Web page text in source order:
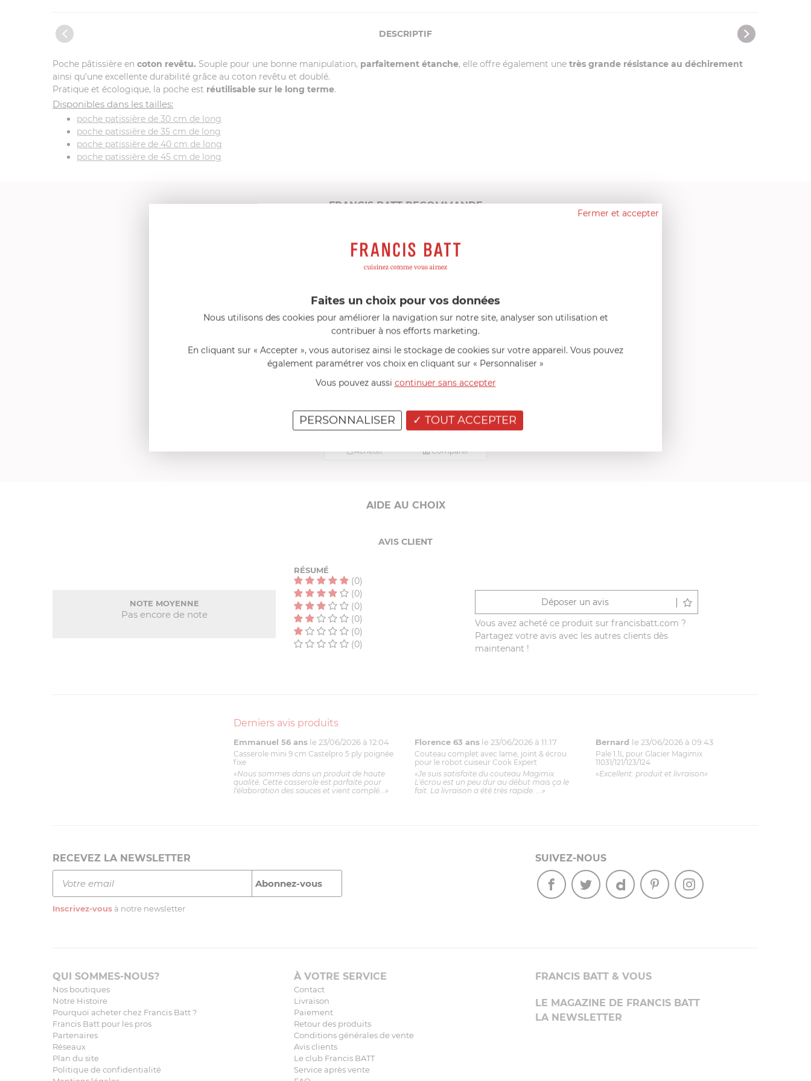
DESCRIPTIF
Poche pâtissière en coton revêtu. Souple pour une bonne manipulation, parfaitement étanche, elle offre également une très grande résistance au déchirement
ainsi qu’une excellente durabilité grâce au coton revêtu et doublé.
Pratique et écologique, la poche est réutilisable sur le long terme.
Disponibles dans les tailles:
poche patissière de 30 cm de long
poche patissière de 35 cm de long
poche patissière de 40 cm de long
poche patissière de 45 cm de long
FRANCIS BATT RECOMMANDE
PRODUITS CONSEILLÉS
DE BUYER
EN STOCK - ENVOI SOUS 24/48H
2,50 €
Comparer
Acheter
AIDE AU CHOIX
AVIS CLIENT
NOTE MOYENNE
Pas encore de note
RÉSUMÉ
(0)
(0)
(0)
(0)
(0)
(0)
Déposer un avis
Vous avez acheté ce produit sur francisbatt.com ?
Partagez votre avis avec les autres clients dès
maintenant !
Derniers avis produits
Emmanuel 56 ans le 23/06/2026 à 12:04
Casserole mini 9 cm Castelpro 5 ply poignée
fixe
«Nous sommes dans un produit de haute
qualité. Cette casserole est parfaite pour
l'élaboration des sauces et vient complé...»
Florence 63 ans le 23/06/2026 à 11:17
Couteau complet avec lame, joint & écrou
pour le robot cuiseur Cook Expert
«Je suis satisfaite du couteau Magimix.
L'écrou est un peu dur au début mais ça le
fait. La livraison a été très rapide. ...»
Bernard le 23/06/2026 à 09:43
Pale 1.1L pour Glacier Magimix
11031/121/123/124
«Excellent: produit et livraison»
RECEVEZ LA NEWSLETTER
Inscrivez-vous à notre newsletter
SUIVEZ-NOUS
QUI SOMMES-NOUS?
Nos boutiques
Notre Histoire
Pourquoi acheter chez Francis Batt ?
Francis Batt pour les pros
Partenaires
Réseaux
Plan du site
Politique de confidentialité
À VOTRE SERVICE
Contact
Livraison
Paiement
Retour des produits
Conditions générales de vente
Avis clients
Le club Francis BATT
Service après vente
FRANCIS BATT & VOUS
LE MAGAZINE DE FRANCIS BATT
LA NEWSLETTER
Fermer et accepter
Faites un choix pour vos données
Nous utilisons des cookies pour améliorer la navigation sur notre site, analyser son utilisation et
contribuer à nos efforts marketing.
En cliquant sur « Accepter », vous autorisez ainsi le stockage de cookies sur votre appareil. Vous pouvez
également paramétrer vos choix en cliquant sur « Personnaliser »
Vous pouvez aussi continuer sans accepter
TOUT ACCEPTER
PERSONNALISER